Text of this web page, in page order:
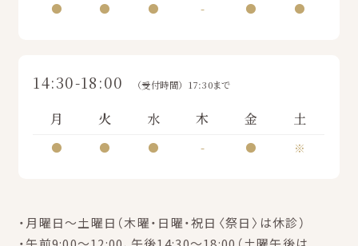
● ● ● - ● ●
14:30-18:00 （受付時間）17:30まで
月 火 水 木 金 土
● ● ● - ● ※
・月曜日～土曜日（木曜・日曜・祝日〈祭日〉は休診）